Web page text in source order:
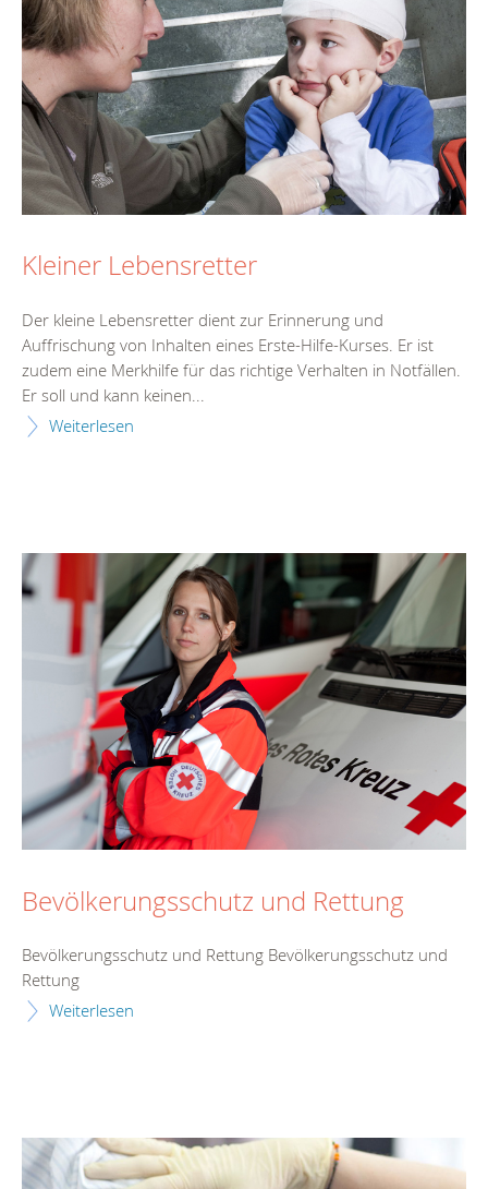
Kleiner Lebensretter
Der kleine Lebensretter dient zur Erinnerung und
Auffrischung von Inhalten eines Erste-Hilfe-Kurses. Er ist
zudem eine Merkhilfe für das richtige Verhalten in Notfällen.
Er soll und kann keinen...
Weiterlesen
Bevölkerungsschutz und Rettung
Bevölkerungsschutz und Rettung Bevölkerungsschutz und
Rettung
Weiterlesen